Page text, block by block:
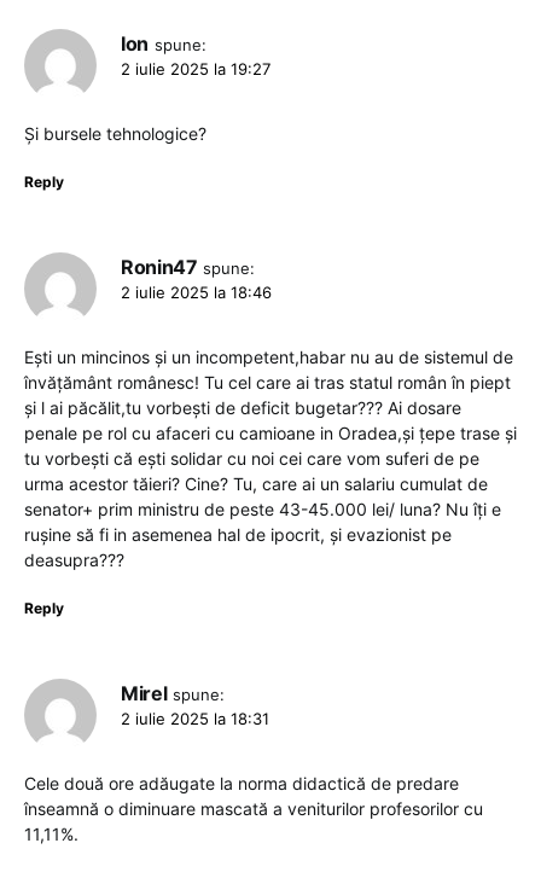
Ion spune:
2 iulie 2025 la 19:27
Și bursele tehnologice?
Reply
Ronin47 spune:
2 iulie 2025 la 18:46
Ești un mincinos și un incompetent,habar nu au de sistemul de
învățământ românesc! Tu cel care ai tras statul român în piept
și l ai păcălit,tu vorbești de deficit bugetar??? Ai dosare
penale pe rol cu afaceri cu camioane in Oradea,și țepe trase și
tu vorbești că ești solidar cu noi cei care vom suferi de pe
urma acestor tăieri? Cine? Tu, care ai un salariu cumulat de
senator+ prim ministru de peste 43-45.000 lei/ luna? Nu îți e
rușine să fi in asemenea hal de ipocrit, și evazionist pe
deasupra???
Reply
Mirel spune:
2 iulie 2025 la 18:31
Cele două ore adăugate la norma didactică de predare
înseamnă o diminuare mascată a veniturilor profesorilor cu
11,11%.